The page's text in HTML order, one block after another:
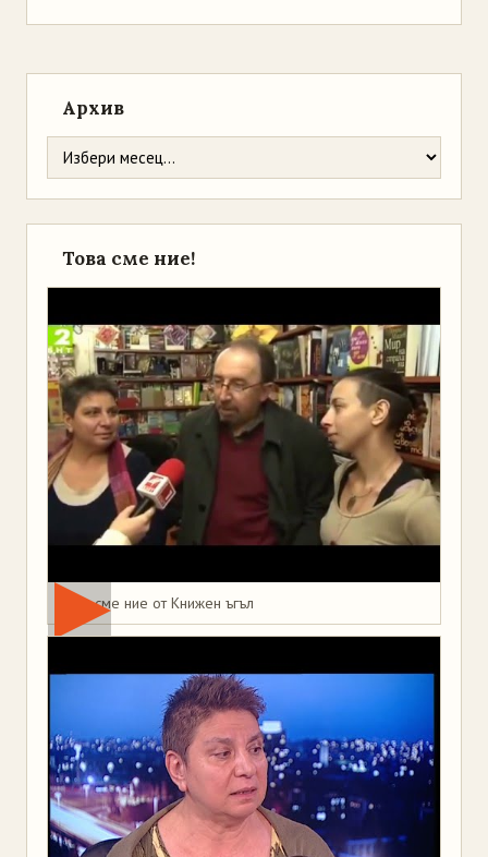
Архив
Това сме ние!
Това сме ние от Книжен ъгъл